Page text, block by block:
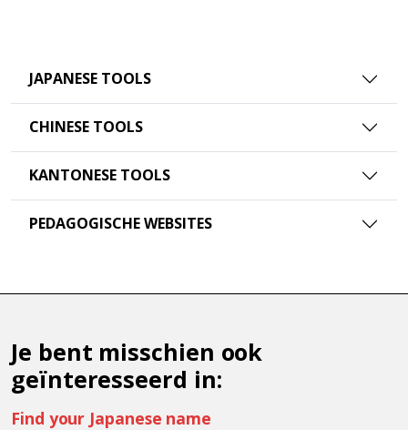
JAPANESE TOOLS
CHINESE TOOLS
KANTONESE TOOLS
PEDAGOGISCHE WEBSITES
Je bent misschien ook
geïnteresseerd in:
Find your Japanese name